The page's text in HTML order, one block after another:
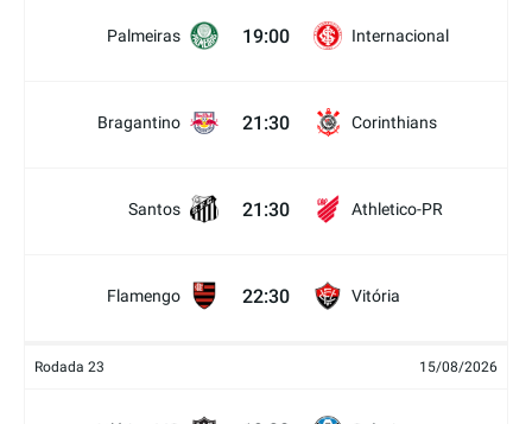
Palmeiras 19:00 Internacional
Bragantino 21:30 Corinthians
Santos 21:30 Athletico-PR
Flamengo 22:30 Vitória
Rodada 23 15/08/2026